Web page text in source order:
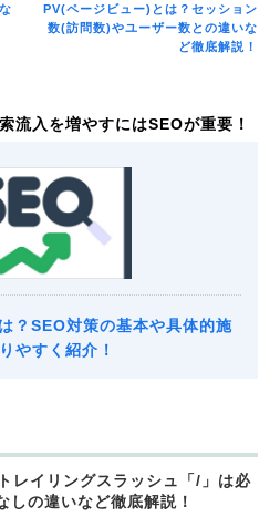
PV(ページビュー)とは？セッション
数(訪問数)やユーザー数との違いな
ど徹底解説！
流入を増やすにはSEOが重要！
？SEO対策の基本や具体的施
やすく紹介！
レイリングスラッシュ「/」は必
しの違いなど徹底解説！